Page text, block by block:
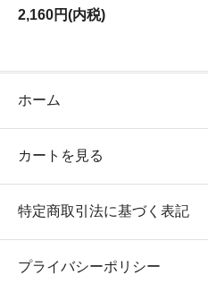
2,160円(内税)
ホーム
カートを見る
特定商取引法に基づく表記
プライバシーポリシー